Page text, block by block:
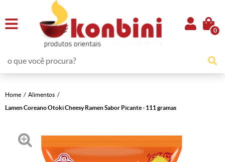
0
Home
Alimentos
Lamen Coreano Otoki Cheesy Ramen Sabor Picante - 111 gramas